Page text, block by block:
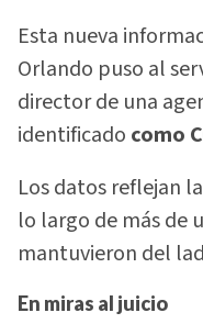
Esta nueva
Orlando puso al
director de una
identificado como
Los datos reflejan
lo largo de más de
mantuvieron del
En miras al juicio